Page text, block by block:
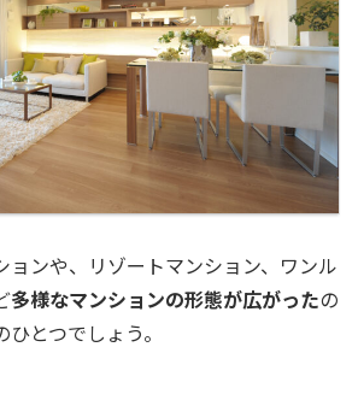
ョンや、リゾートマンション、ワンル
多様なマンションの形態が広がったの
とつでしょう。